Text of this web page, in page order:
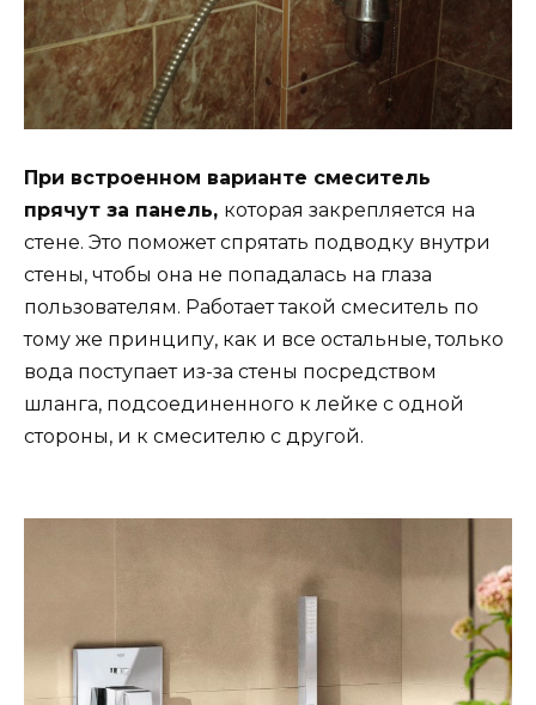
При встроенном варианте смеситель
прячут за панель, которая закрепляется на
стене. Это поможет спрятать подводку внутри
стены, чтобы она не попадалась на глаза
пользователям. Работает такой смеситель по
тому же принципу, как и все остальные, только
вода поступает из-за стены посредством
шланга, подсоединенного к лейке с одной
стороны, и к смесителю с другой.